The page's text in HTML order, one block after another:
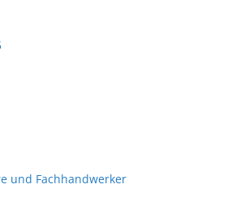
und Fachhandwerker